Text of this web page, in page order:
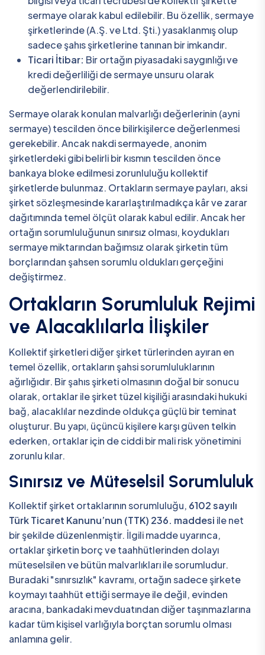
sermaye olarak kabul edilebilir. Bu özellik, sermaye
şirketlerinde (A.Ş. ve Ltd. Şti.) yasaklanmış olup
sadece şahıs şirketlerine tanınan bir imkandır.
Ticari İtibar: Bir ortağın piyasadaki saygınlığı ve
kredi değerliliği de sermaye unsuru olarak
değerlendirilebilir.
Sermaye olarak konulan malvarlığı değerlerinin (ayni
sermaye) tescilden önce bilirkişilerce değerlenmesi
gerekebilir. Ancak nakdi sermayede, anonim
şirketlerdeki gibi belirli bir kısmın tescilden önce
bankaya bloke edilmesi zorunluluğu kollektif
şirketlerde bulunmaz. Ortakların sermaye payları, aksi
şirket sözleşmesinde kararlaştırılmadıkça kâr ve zarar
dağıtımında temel ölçüt olarak kabul edilir. Ancak her
ortağın sorumluluğunun sınırsız olması, koydukları
sermaye miktarından bağımsız olarak şirketin tüm
borçlarından şahsen sorumlu oldukları gerçeğini
değiştirmez.
Ortakların Sorumluluk Rejimi
ve Alacaklılarla İlişkiler
Kollektif şirketleri diğer şirket türlerinden ayıran en
temel özellik, ortakların şahsi sorumluluklarının
ağırlığıdır. Bir şahıs şirketi olmasının doğal bir sonucu
olarak, ortaklar ile şirket tüzel kişiliği arasındaki hukuki
bağ, alacaklılar nezdinde oldukça güçlü bir teminat
oluşturur. Bu yapı, üçüncü kişilere karşı güven telkin
ederken, ortaklar için de ciddi bir mali risk yönetimini
zorunlu kılar.
Sınırsız ve Müteselsil Sorumluluk
Kollektif şirket ortaklarının sorumluluğu, 6102 sayılı
Türk Ticaret Kanunu’nun (TTK) 236. maddesi ile net
bir şekilde düzenlenmiştir. İlgili madde uyarınca,
ortaklar şirketin borç ve taahhütlerinden dolayı
müteselsilen ve bütün malvarlıkları ile sorumludur.
Buradaki "sınırsızlık" kavramı, ortağın sadece şirkete
koymayı taahhüt ettiği sermaye ile değil, evinden
aracına, bankadaki mevduatından diğer taşınmazlarına
kadar tüm kişisel varlığıyla borçtan sorumlu olması
anlamına gelir.